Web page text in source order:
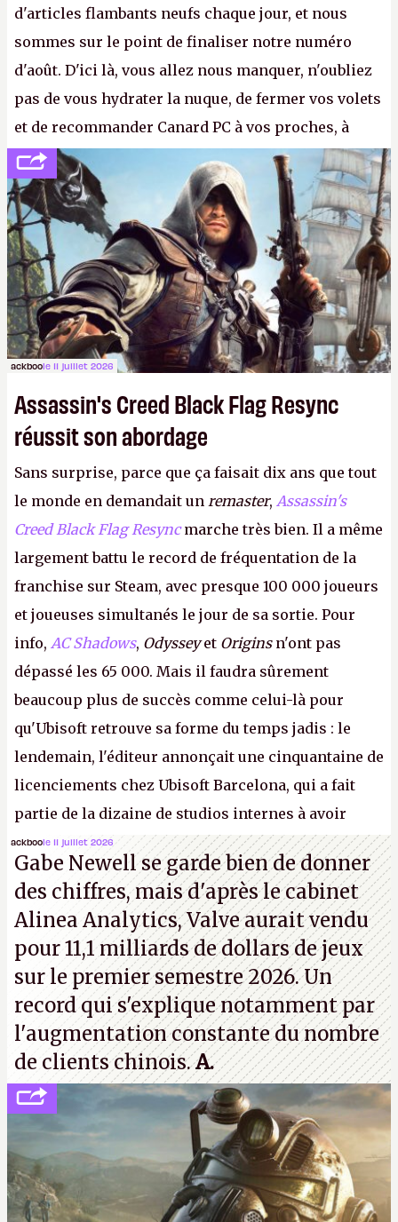
d'articles flambants neufs chaque jour, et nous
sommes sur le point de finaliser notre numéro
d'août. D'ici là, vous allez nous manquer, n'oubliez
pas de vous hydrater la nuque, de fermer vos volets
et de recommander Canard PC à vos proches, à
votre famille et aux inconnus que vous croisez
dans la rue. Bon été à tous ! –ER.
ackboole 11 juillet 2026
Assassin's Creed Black Flag Resync
réussit son abordage
Sans surprise, parce que ça faisait dix ans que tout
le monde en demandait un remaster, Assassin's
Creed Black Flag Resyncmarche très bien. Il a même
largement battu le record de fréquentation de la
franchise sur Steam, avec presque 100 000 joueurs
et joueuses simultanés le jour de sa sortie. Pour
info, AC Shadows, Odysseyet Originsn'ont pas
dépassé les 65 000. Mais il faudra sûrement
beaucoup plus de succès comme celui-là pour
qu'Ubisoft retrouve sa forme du temps jadis : le
lendemain, l'éditeur annonçait une cinquantaine de
licenciements chez Ubisoft Barcelona, qui a fait
partie de la dizaine de studios internes à avoir
travaillé sur cetAssassin's Creedsous la direction
d'Ubisoft Singapour.A.
ackboole 11 juillet 2026
Gabe Newell se garde bien de donner
des chiffres, mais d'après le cabinet
Alinea Analytics, Valve aurait vendu
pour 11,1 milliards de dollars de jeux
sur le premier semestre 2026. Un
record qui s'explique notamment par
l'augmentation constante du nombre
de clients chinois.A.